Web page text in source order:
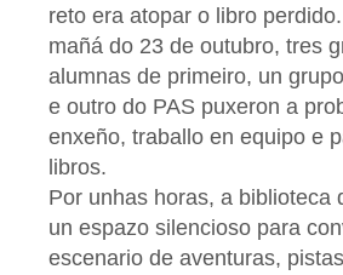
reto era atopar o libro
mañá do 23 de outubro, tres
alumnas de primeiro, un
e outro do PAS puxeron a
enxeño, traballo en equipo e
libros.
Por unhas horas, a biblioteca
un espazo silencioso para
escenario de aventuras,